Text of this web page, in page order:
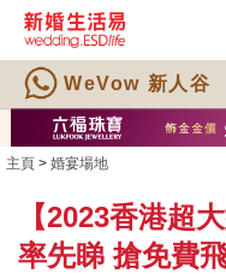
WeVow 新人谷
主頁 > 婚宴場地
【2023香港超
率先睇 搶免費